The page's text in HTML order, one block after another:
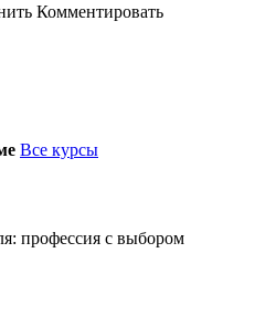
Комментировать
Все курсы
профессия с выбором